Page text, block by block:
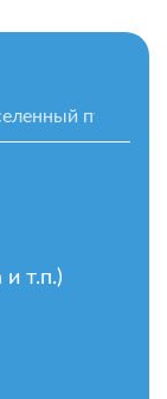
и т.п.)